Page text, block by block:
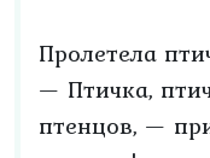
Пролетела
— Птичка,
птенцов, —